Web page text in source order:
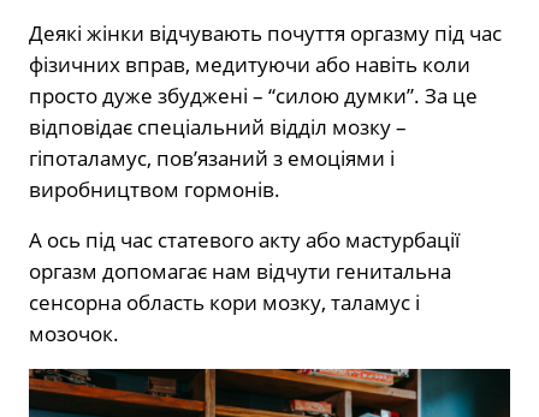
Деякі жінки відчувають почуття оргазму під час
фізичних вправ, медитуючи або навіть коли
просто дуже збуджені – “силою думки”. За це
відповідає спеціальний відділ мозку –
гіпоталамус, пов’язаний з емоціями і
виробництвом гормонів.
А ось під час статевого акту або мастурбації
оргазм допомагає нам відчути генитальна
сенсорна область кори мозку, таламус і
мозочок.